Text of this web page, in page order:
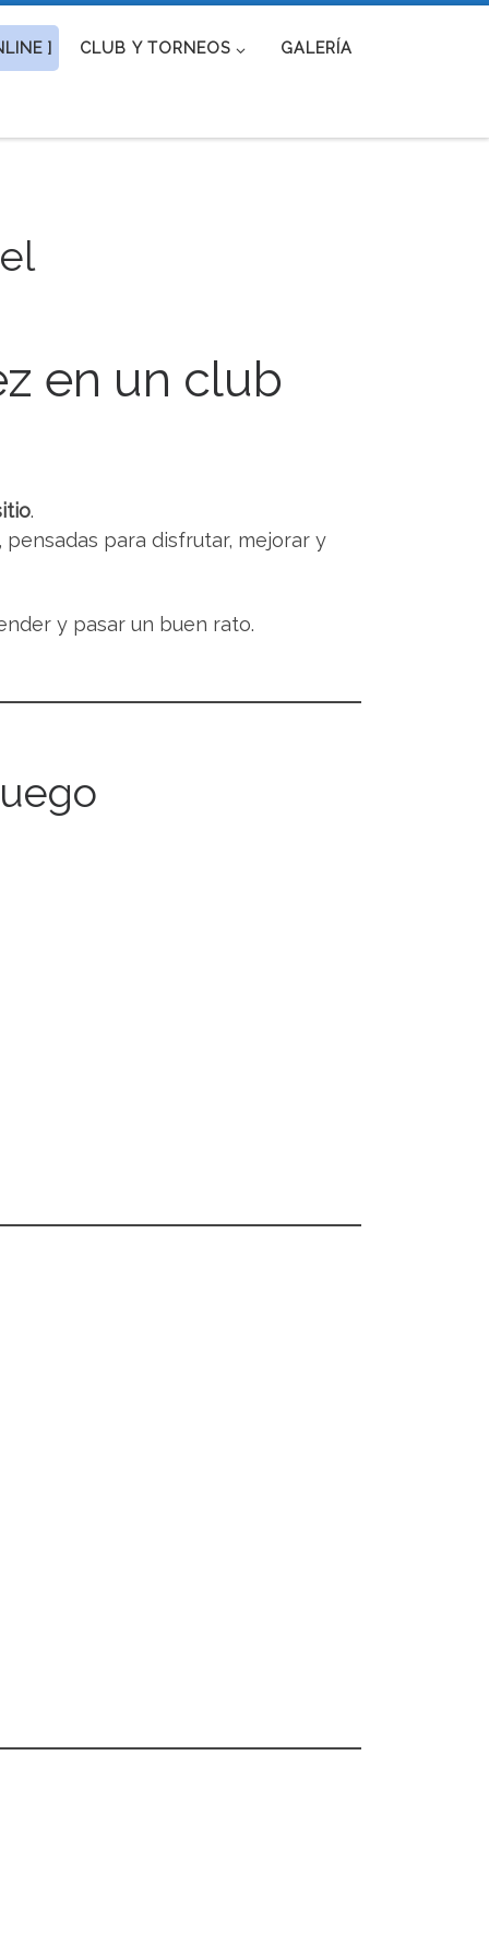
] CLUB Y TORNEOS GALERÍA
en un club
.
, pensadas para disfrutar, mejorar y
y pasar un buen rato.